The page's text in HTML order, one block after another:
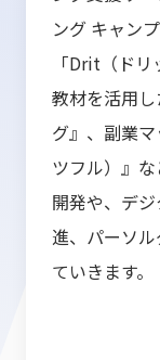
ング キャン
「Drit（ド
教材を活用
グ』、副業
ツフル）』
開発や、デ
進、パーソ
ていきます。